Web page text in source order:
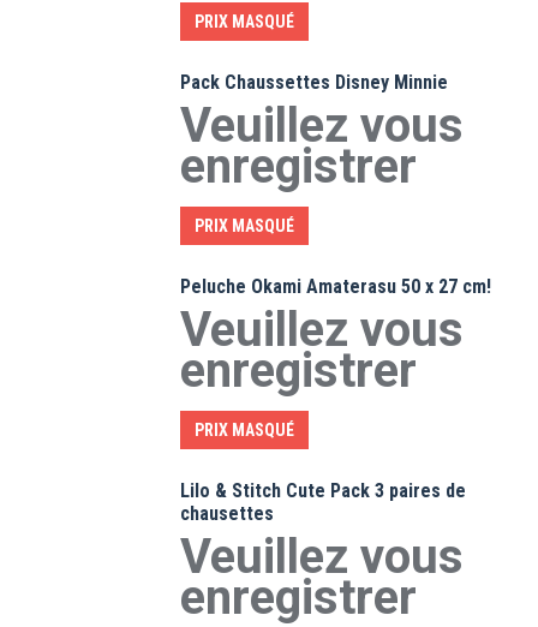
PRIX MASQUÉ
Pack Chaussettes Disney Minnie
Veuillez vous
enregistrer
PRIX MASQUÉ
Peluche Okami Amaterasu 50 x 27 cm!
Veuillez vous
enregistrer
PRIX MASQUÉ
Lilo & Stitch Cute Pack 3 paires de
chausettes
Veuillez vous
enregistrer